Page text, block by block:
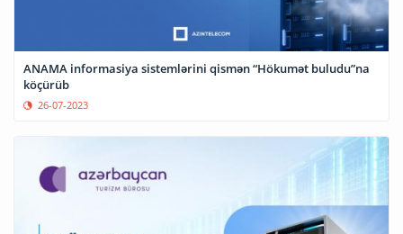
ANAMA informasiya sistemlərini qismən “Hökumət buludu”na
köçürüb
26-07-2023